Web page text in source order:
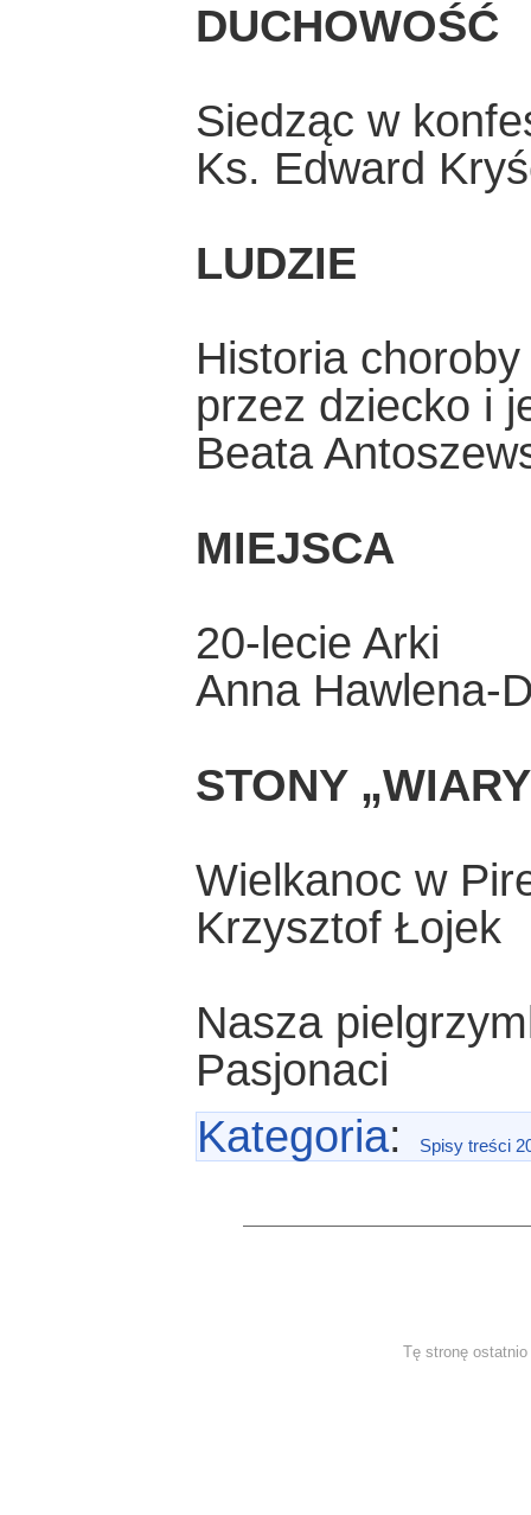
DUCHOWOŚĆ
Siedząc w
Ks. Edward
LUDZIE
Historia
przez dziecko i
Beata
MIEJSCA
20-lecie Arki
Anna Hawlena-
STONY
Wielkanoc w
Krzysztof Łojek
Nasza
Pasjonaci
Kategoria: Spisy treści
Tę stronę